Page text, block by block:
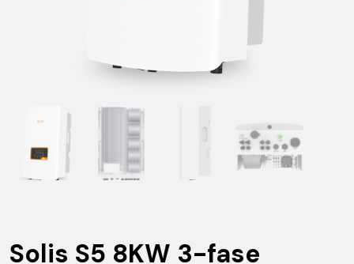
Solis S5 8KW 3-fase